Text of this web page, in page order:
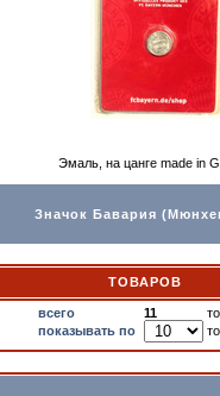
Эмаль, на цанге made in
Значок Бавария
ТОВАРОВ
всего 11
показывать по